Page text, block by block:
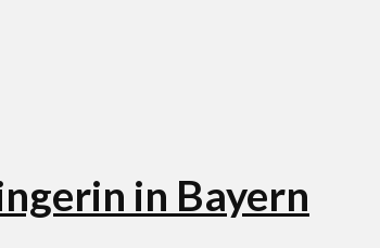
in Bayern